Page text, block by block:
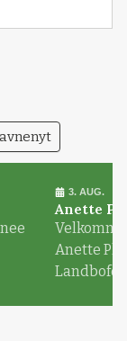
3. AUG.
Anette
Anette